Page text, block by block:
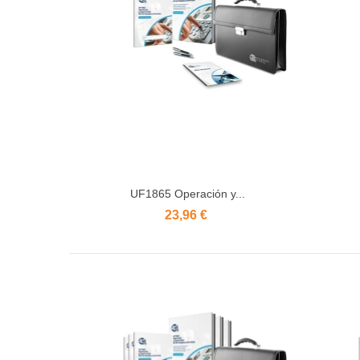
Añadir al carrito
UF1865 Operación y...
23,96 €